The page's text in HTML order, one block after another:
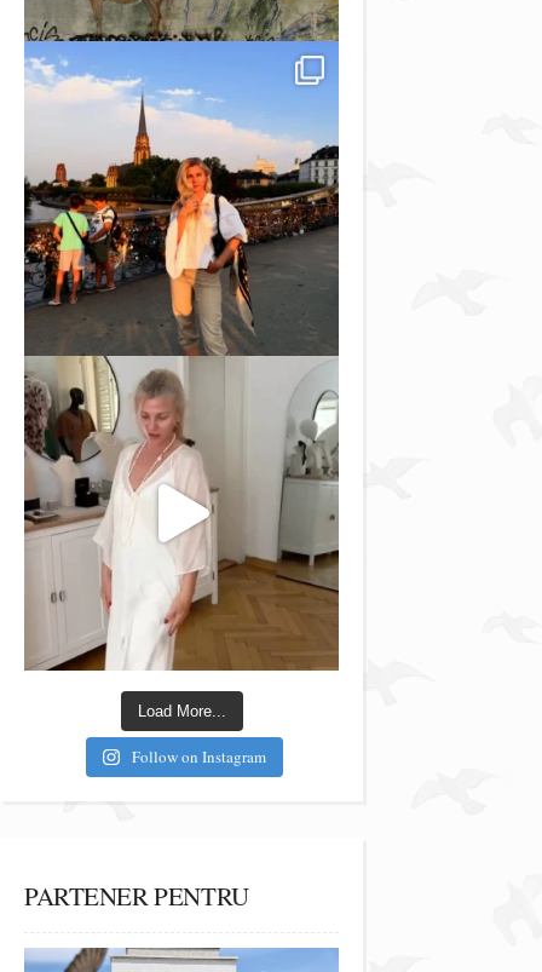
Load More...
Follow on Instagram
PARTENER PENTRU